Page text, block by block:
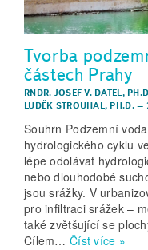
Tvorba
částech Prahy
RNDR. JOSEF V. DATEL,
LUDĚK STROUHAL, PH.D.–
Souhrn Podzemní
hydrologického cyklu
lépe odolávat
nebo dlouhodobé
jsou srážky. V
pro infiltraci srážek –
také zvětšující se
Cílem… Číst více »